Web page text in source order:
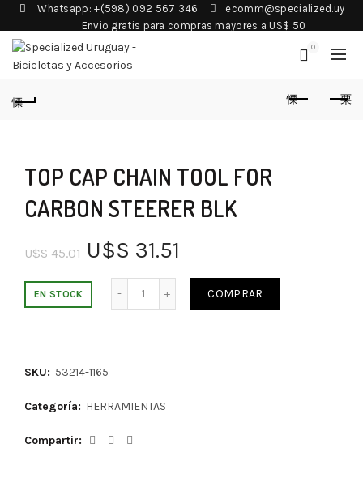
Whatsapp: +(598) 092 567 346
ecomm@specialized.uy
Envio gratis para compras mayores a US$ 50
0
TOP CAP CHAIN TOOL FOR
CARBON STEERER BLK
U$S45.01 U$S 31.51
EN STOCK COMPRAR
SKU: 53214-1165
Categoría: HERRAMIENTAS
Compartir